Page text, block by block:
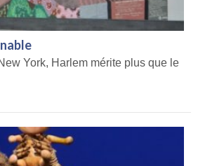
York, Harlem mérite plus que le